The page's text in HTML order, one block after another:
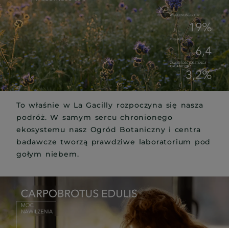
To właśnie w La Gacilly rozpoczyna się nasza
podróż. W samym sercu chronionego
ekosystemu nasz Ogród Botaniczny i centra
badawcze tworzą prawdziwe laboratorium pod
gołym niebem.